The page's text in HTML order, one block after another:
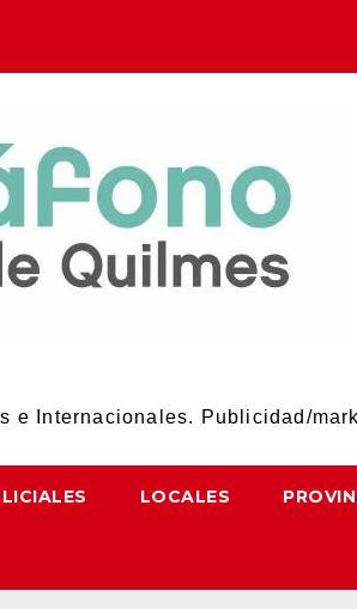
e Internacionales. Publicidad/
LOCALES